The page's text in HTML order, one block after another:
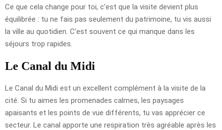
Ce que cela change pour toi, c’est que la visite devient plus
équilibrée : tu ne fais pas seulement du patrimoine, tu vis aussi
la ville au quotidien. C’est souvent ce qui manque dans les
séjours trop rapides.
Le Canal du Midi
Le Canal du Midi est un excellent complément à la visite de la
cité. Si tu aimes les promenades calmes, les paysages
apaisants et les points de vue différents, tu vas apprécier ce
secteur. Le canal apporte une respiration très agréable après les